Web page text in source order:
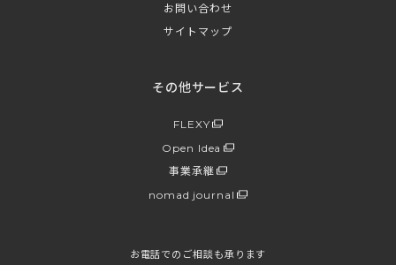
お問い合わせ
サイトマップ
その他サービス
FLEXY
Open Idea
事業承継
nomad journal
お電話でのご相談も承ります